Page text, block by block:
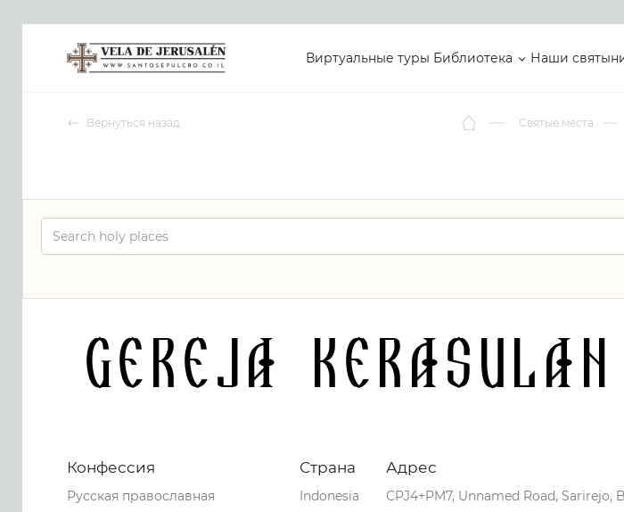
Виртуальные туры Библиотека Наши
Вернуться назад Святые места
Gereja
Конфессия
Русская православная
Страна
Indonesia
Адрес
CPJ4+PM7, Unnamed Road, Sarirejo,